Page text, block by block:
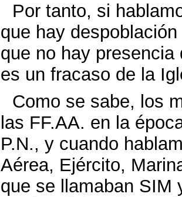
Por tanto, si
que hay
que no hay
es un fracaso de la
Como se sabe, los
las FF.AA. en la
P.N., y cuando
Aérea, Ejército,
que se llamaban SIM